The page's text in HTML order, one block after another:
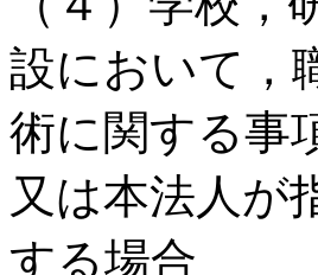
設において，
術に関する事
又は本法人が
する場合